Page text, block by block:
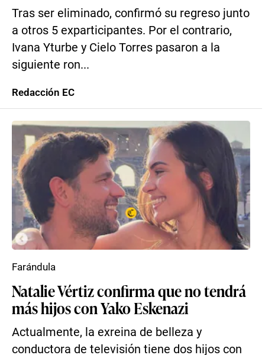
Tras ser eliminado, confirmó su regreso junto
a otros 5 exparticipantes. Por el contrario,
Ivana Yturbe y Cielo Torres pasaron a la
siguiente ron...
Redacción EC
Natalie Vértiz confirma que no tendrá
más hijos con Yako Eskenazi
Actualmente, la exreina de belleza y
conductora de televisión tiene dos hijos con
Farándula